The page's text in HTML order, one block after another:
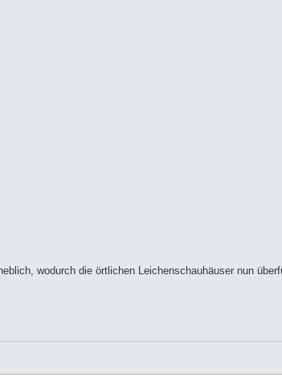
wodurch die örtlichen Leichenschauhäuser nun